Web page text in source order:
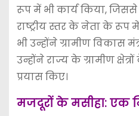
रूप में भी कार्य किया,
राष्ट्रीय स्तर के नेता के रूप
भी उन्होंने ग्रामीण विकास
उन्होंने राज्य के ग्रामीण
प्रयास किए।
मजदूरों के मसीहा: एक